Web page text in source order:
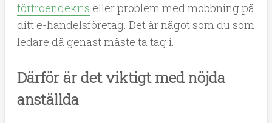
förtroendekris eller problem med mobbning på
ditt e-handelsföretag. Det är något som du som
ledare då genast måste ta tag i.
Därför är det viktigt med nöjda
anställda